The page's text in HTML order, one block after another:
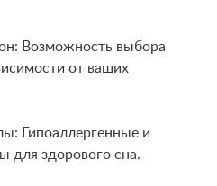
Возможность выбора
от ваших
Гипоаллергенные и
для здорового сна.